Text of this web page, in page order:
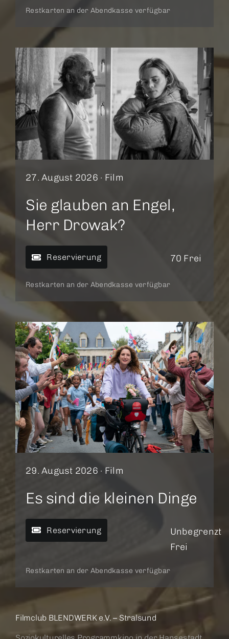
Restkarten an der Abendkasse verfügbar
27. August 2026 · Film
Sie glauben an Engel,
Herr Drowak?
Reservierung 70 Frei
Restkarten an der Abendkasse verfügbar
29. August 2026 · Film
Es sind die kleinen Dinge
Reservierung
Unbegrenzt
Frei
Restkarten an der Abendkasse verfügbar
Filmclub BLENDWERK e.V. – Stralsund